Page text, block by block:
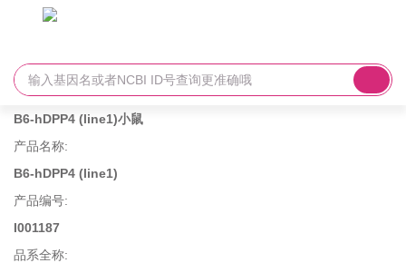
B6-hDPP4 (line1)小鼠
产品名称:
B6-hDPP4 (line1)
产品编号:
I001187
品系全称: